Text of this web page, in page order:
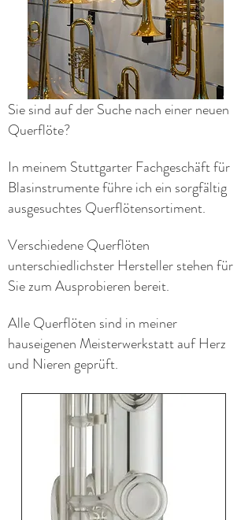
Sie sind auf der Suche nach einer neuen
Querflöte?
In meinem Stuttgarter Fachgeschäft für
Blasinstrumente führe ich ein sorgfältig
ausgesuchtes Querflötensortiment.
Verschiedene Querflöten
unterschiedlichster Hersteller stehen für
Sie zum Ausprobieren bereit.
Alle Querflöten sind in meiner
hauseigenen Meisterwerkstatt auf Herz
und Nieren geprüft.